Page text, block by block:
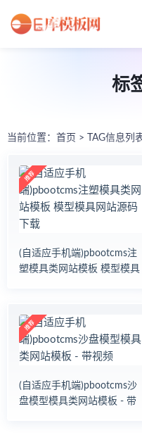
标
当前位置： 首页 > TAG信息列
(自适应手机端)pbootcms注
塑模具类网站模板 模型模具
(自适应手机端)pbootcms沙
盘模型模具类网站模板 - 带